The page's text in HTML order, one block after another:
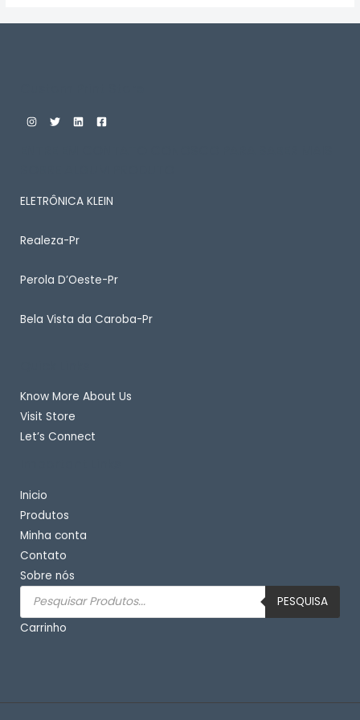
ELETRÔNICA KLEIN
Realeza-Pr
Perola D’Oeste-Pr
Bela Vista da Caroba-Pr
Know More About Us
Visit Store
Let’s Connect
Inicio
Produtos
Minha conta
Contato
Sobre nós
Pesquisar
produtos
PESQUISA
Carrinho